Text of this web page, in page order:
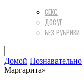
СЕКС
ДОСУГ
БЕЗ РУБРИКИ
Домой Познавательно
Маргарита»